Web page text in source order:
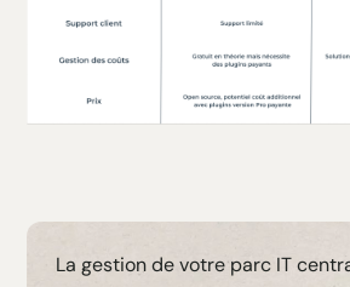
La gestion de votre parc IT